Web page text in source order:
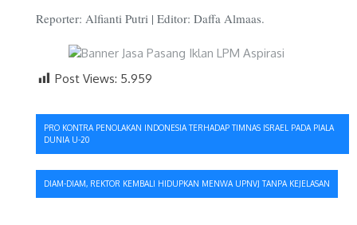
Reporter: Alfianti Putri | Editor: Daffa Almaas.
Post Views: 5.959
Navigasi
pos
PRO KONTRA PENOLAKAN INDONESIA TERHADAP TIMNAS ISRAEL PADA PIALA
DUNIA U-20
DIAM-DIAM, REKTOR KEMBALI HIDUPKAN MENWA UPNVJ TANPA KEJELASAN